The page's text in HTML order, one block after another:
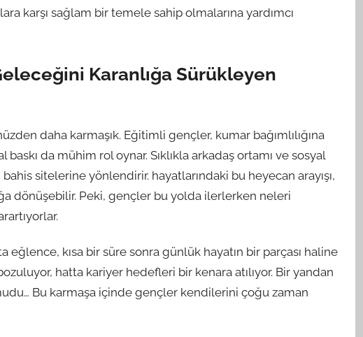
karşı sağlam bir temele sahip olmalarına yardımcı
Karanlığa Sürükleyen
daha karmaşık. Eğitimli gençler, kumar bağımlılığına
da mühim rol oynar. Sıklıkla arkadaş ortamı ve sosyal
sitelerine yönlendirir. hayatlarındaki bu heyecan arayışı,
dönüşebilir. Peki, gençler bu yolda ilerlerken neleri
eğlence, kısa bir süre sonra günlük hayatın bir parçası haline
hatta kariyer hedefleri bir kenara atılıyor. Bir yandan
Bu karmaşa içinde gençler kendilerini çoğu zaman